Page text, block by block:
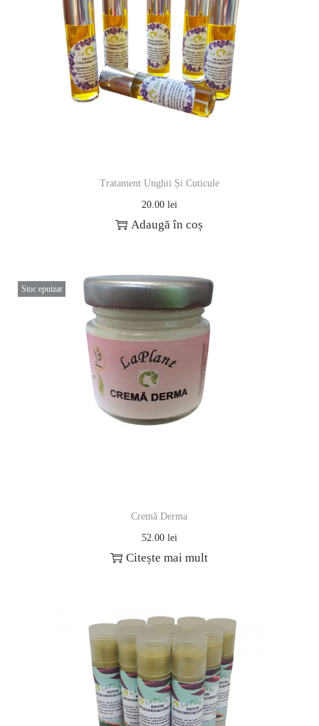
Tratament Unghii Și Cuticule
20.00 lei
Adaugă în coș
Stoc epuizat
Cremă Derma
52.00 lei
Citește mai mult